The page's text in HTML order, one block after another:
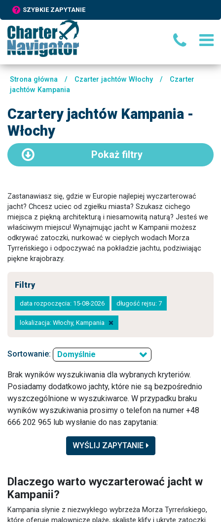
SZYBKIE ZAPYTANIE
Strona główna / Czarter jachtów Włochy /
Czarter
jachtów Kampania
Czartery jachtów Kampania -
Włochy
Pokaż filtry
Zastanawiasz się, gdzie w Europie najlepiej wyczarterować
jacht? Chcesz uciec od zgiełku miasta? Szukasz cichego
miejsca z piękną architekturą i niesamowitą naturą? Jesteś we
właściwym miejscu! Wynajmując jacht w Kampanii możesz
odkrywać zatoczki, nurkować w ciepłych wodach Morza
Tyrreńskiego i odpoczywać na pokładzie jachtu, podziwiając
piękne krajobrazy.
Filtry
data rozpoczęcia: 15-08-2026 długość rejsu: 7
lokalizacja: Włochy, Kampania
Sortowanie: Domyślnie
Brak wyników wyszukiwania dla wybranych kryteriów.
Posiadamy dodatkowo jachty, które nie są bezpośrednio
wyszczególnione w wyszukiwarce. W przypadku braku
wyników wyszukiwania prosimy o telefon na numer +48
666 202 965 lub wysłanie do nas zapytania:
WYŚLIJ ZAPYTANIE
Dlaczego warto wyczarterować jacht w
Kampanii?
Kampania słynie z niezwykłego wybrzeża Morza Tyrreńskiego,
które oferuje malownicze plaże, skaliste klify i ukryte zatoczki.